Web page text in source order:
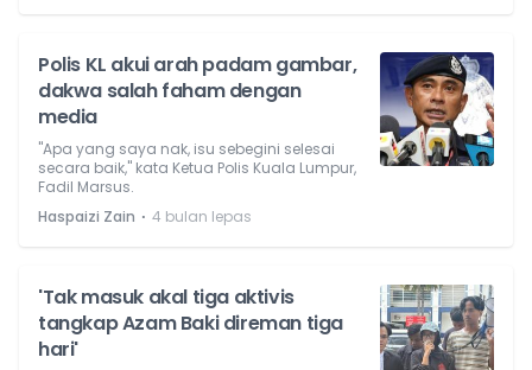
Polis KL akui arah padam gambar,
dakwa salah faham dengan
media
"Apa yang saya nak, isu sebegini selesai
secara baik," kata Ketua Polis Kuala Lumpur,
Fadil Marsus.
Haspaizi Zain ⋅ 4 bulan lepas
'Tak masuk akal tiga aktivis
tangkap Azam Baki direman tiga
hari'